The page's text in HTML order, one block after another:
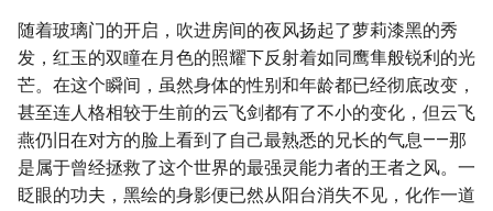
随着玻璃门的开启，吹进房间的夜风扬起了萝莉漆黑的秀
发，红玉的双瞳在月色的照耀下反射着如同鹰隼般锐利的光
芒。在这个瞬间，虽然身体的性别和年龄都已经彻底改变，
甚至连人格相较于生前的云飞剑都有了不小的变化，但云飞
燕仍旧在对方的脸上看到了自己最熟悉的兄长的气息——那
是属于曾经拯救了这个世界的最强灵能力者的王者之风。一
眨眼的功夫，黑绘的身影便已然从阳台消失不见，化作一道